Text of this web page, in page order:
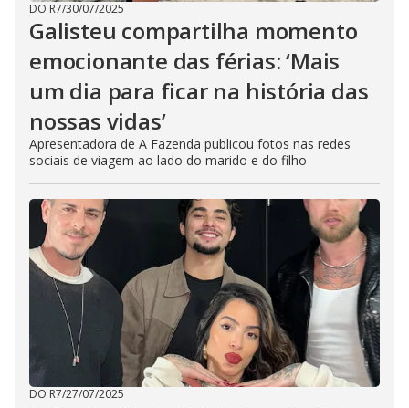
DO R7/30/07/2025
Galisteu compartilha momento
emocionante das férias: ‘Mais
um dia para ficar na história das
nossas vidas’
Apresentadora de A Fazenda publicou fotos nas redes
sociais de viagem ao lado do marido e do filho
DO R7/27/07/2025